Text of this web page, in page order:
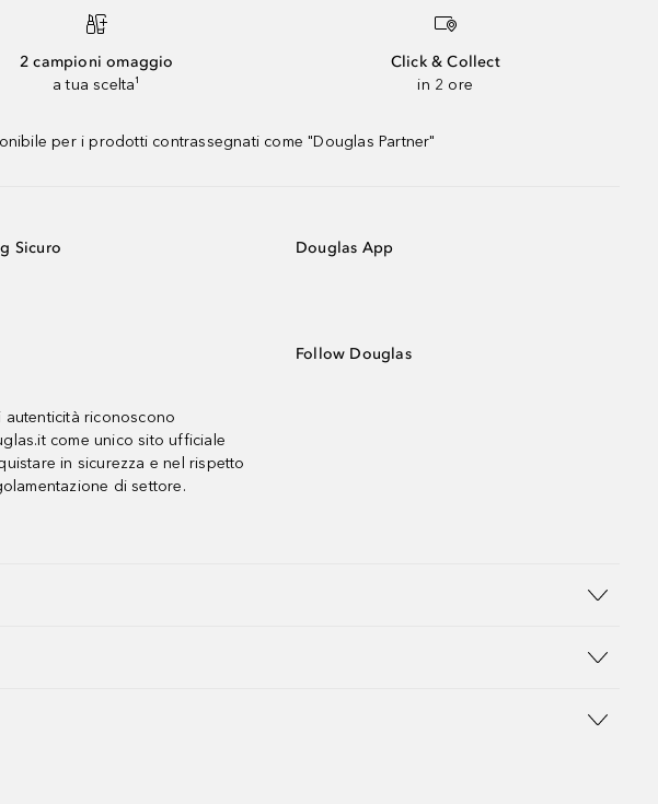
2 campioni omaggio
a tua scelta¹
Click & Collect
in 2 ore
per i prodotti contrassegnati come "Douglas Partner"
Sicuro
autenticità riconoscono
come unico sito ufficiale
in sicurezza e nel rispetto
di settore.
Douglas App
Follow Douglas